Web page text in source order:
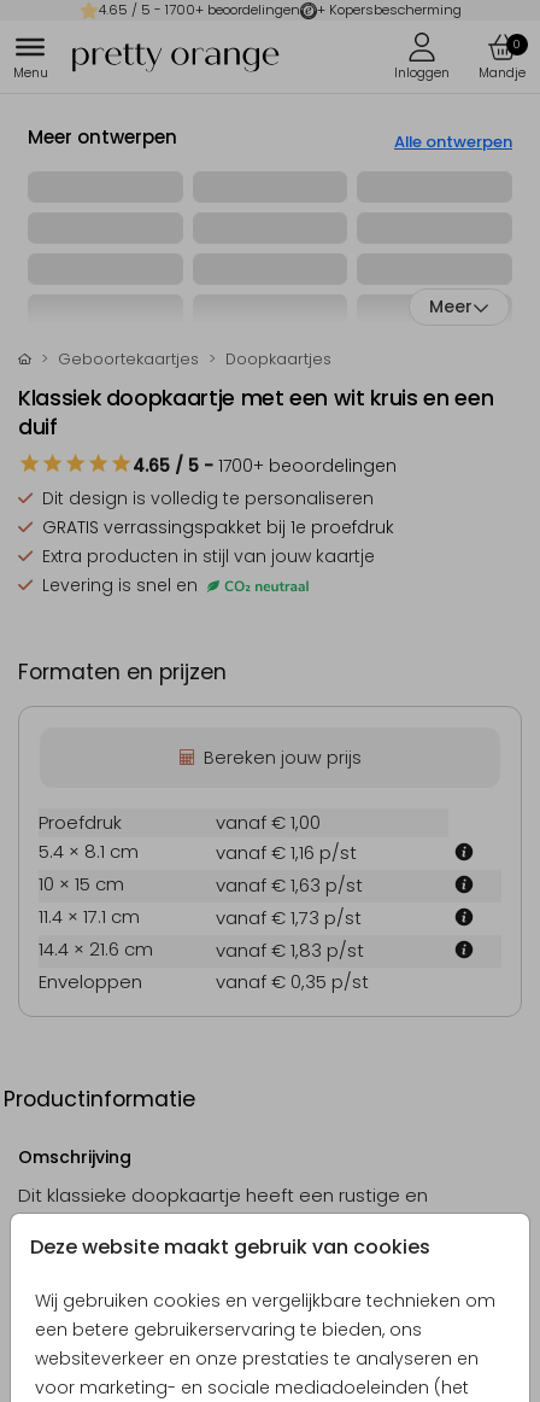
4.65 / 5 - 1700+ beoordelingen + Kopersbescherming
0
Deze website maakt gebruik van cookies
Wij gebruiken cookies en vergelijkbare technieken om
een betere gebruikerservaring te bieden, ons
websiteverkeer en onze prestaties te analyseren en
voor marketing- en sociale mediadoeleinden (het
Meer ontwerpen Alle ontwerpen
Meer
Geboortekaartjes Doopkaartjes
Klassiek doopkaartje met een wit kruis en een
duif
4.65 / 5 - 1700+ beoordelingen
Dit design is volledig te personaliseren
GRATIS verrassingspakket bij 1e proefdruk
Extra producten in stijl van jouw kaartje
Levering is snel en
Formaten en prijzen
Bereken jouw prijs
Proefdruk
vanaf € 1,00
5.4 × 8.1 cm
vanaf € 1,16 p/st
10 × 15 cm
vanaf € 1,63 p/st
11.4 × 17.1 cm
vanaf € 1,73 p/st
14.4 × 21.6 cm
vanaf € 1,83 p/st
Enveloppen
vanaf € 0,35 p/st
Productinformatie
Omschrijving
Dit klassieke doopkaartje heeft een rustige en
steenlook achtergrond.
Designer
Pretty Orange
Collectie